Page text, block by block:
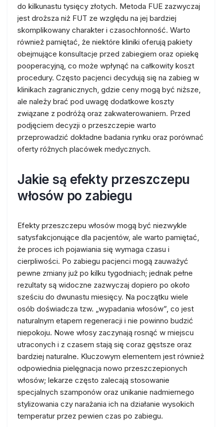
do kilkunastu tysięcy złotych. Metoda FUE zazwyczaj
jest droższa niż FUT ze względu na jej bardziej
skomplikowany charakter i czasochłonność. Warto
również pamiętać, że niektóre kliniki oferują pakiety
obejmujące konsultacje przed zabiegiem oraz opiekę
pooperacyjną, co może wpłynąć na całkowity koszt
procedury. Często pacjenci decydują się na zabieg w
klinikach zagranicznych, gdzie ceny mogą być niższe,
ale należy brać pod uwagę dodatkowe koszty
związane z podróżą oraz zakwaterowaniem. Przed
podjęciem decyzji o przeszczepie warto
przeprowadzić dokładne badania rynku oraz porównać
oferty różnych placówek medycznych.
Jakie są efekty przeszczepu
włosów po zabiegu
Efekty przeszczepu włosów mogą być niezwykle
satysfakcjonujące dla pacjentów, ale warto pamiętać,
że proces ich pojawiania się wymaga czasu i
cierpliwości. Po zabiegu pacjenci mogą zauważyć
pewne zmiany już po kilku tygodniach; jednak pełne
rezultaty są widoczne zazwyczaj dopiero po około
sześciu do dwunastu miesięcy. Na początku wiele
osób doświadcza tzw. „wypadania włosów”, co jest
naturalnym etapem regeneracji i nie powinno budzić
niepokoju. Nowe włosy zaczynają rosnąć w miejscu
utraconych i z czasem stają się coraz gęstsze oraz
bardziej naturalne. Kluczowym elementem jest również
odpowiednia pielęgnacja nowo przeszczepionych
włosów; lekarze często zalecają stosowanie
specjalnych szamponów oraz unikanie nadmiernego
stylizowania czy narażania ich na działanie wysokich
temperatur przez pewien czas po zabiegu.